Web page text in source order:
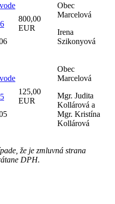
800,00
EUR
Obec
Marcelová
Irena
Szikonyová
125,00
EUR
Obec
Marcelová
Mgr. Judita
Kollárová a
Mgr. Kristína
Kollárová
že je zmluvná strana
DPH.